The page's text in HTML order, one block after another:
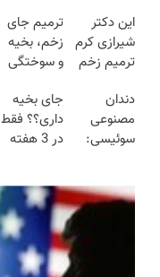
این دکتر
شیرازی کرم
ترمیم زخم
ساخت!!!
ترمیم جای
زخم، بخیه
و سوختگی
هفته!!😍
دندان
مصنوعی
سوئیسی:
اروپا، سبک
جای بخیه
داری؟؟ فقط
در 3 هفته